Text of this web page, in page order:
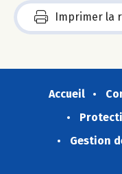
Imprimer la
Accueil
Gestion